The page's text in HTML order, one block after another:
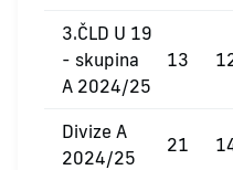
3.ČLD U 19
- skupina
A 2024/25
13
Divize A
2024/25
21